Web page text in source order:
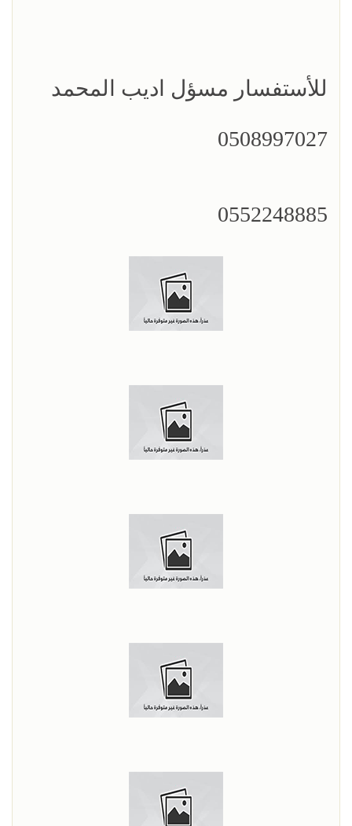
للأستفسار مسؤل اديب المحمد
0508997027
0552248885